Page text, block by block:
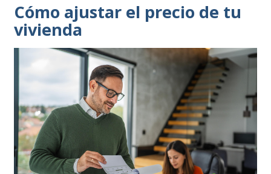
Cómo ajustar el precio de tu
vivienda